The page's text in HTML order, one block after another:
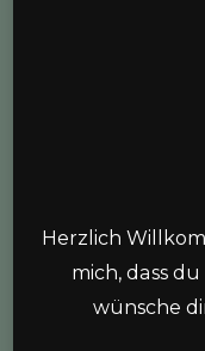
Herzlich
mich, dass
wünsche